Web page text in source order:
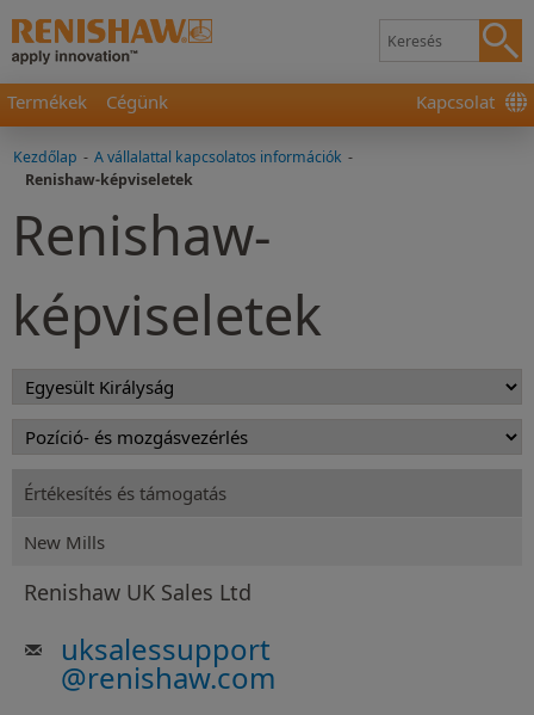
Termékek Cégünk Kapcsolat
Kezdőlap - A vállalattal kapcsolatos információk -
Renishaw-képviseletek
Renishaw-
képviseletek
Értékesítés és támogatás
New Mills
Renishaw UK Sales Ltd
uksalessupport
@renishaw.com